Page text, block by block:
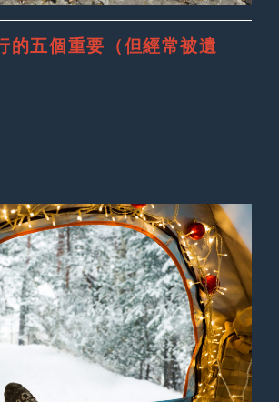
的五個重要（但經常被遺